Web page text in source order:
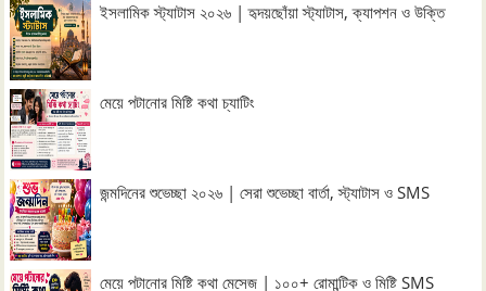
ইসলামিক স্ট্যাটাস ২০২৬ | হৃদয়ছোঁয়া স্ট্যাটাস, ক্যাপশন ও উক্তি
মেয়ে পটানোর মিষ্টি কথা চ্যাটিং
জন্মদিনের শুভেচ্ছা ২০২৬ | সেরা শুভেচ্ছা বার্তা, স্ট্যাটাস ও SMS
মেয়ে পটানোর মিষ্টি কথা মেসেজ | ১০০+ রোমান্টিক ও মিষ্টি SMS